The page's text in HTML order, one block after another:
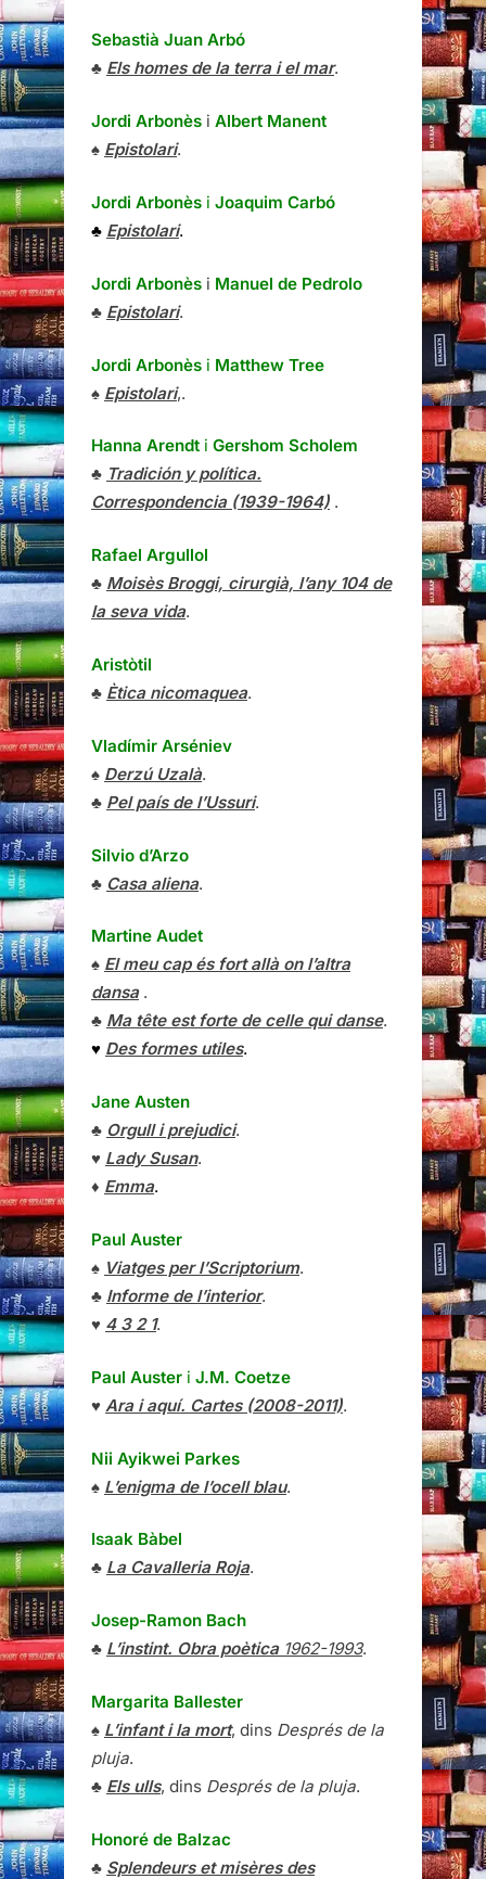
Sebastià Juan Arbó
♣ Els homes de la terra i el mar.
Jordi Arbonès i Albert Manent
♠ Epistolari.
Jordi Arbonès i Joaquim Carbó
♣ Epistolari.
Jordi Arbonès i Manuel de Pedrolo
♣ Epistolari.
Jordi Arbonès i Matthew Tree
♠ Epistolari,.
Hanna Arendt i Gershom Scholem
♣ Tradición y política.
Correspondencia (1939-1964) .
Rafael Argullol
♣ Moisès Broggi, cirurgià, l’any 104 de
la seva vida.
Aristòtil
♣ Ètica nicomaquea.
Vladímir Arséniev
♠ Derzú Uzalà.
♣ Pel país de l’Ussuri.
Silvio d’Arzo
♣ Casa aliena.
Martine Audet
♠ El meu cap és fort allà on l’altra
dansa.
♣ Ma tête est forte de celle qui danse.
♥ Des formes utiles.
Jane Austen
♣ Orgull i prejudici.
♥ Lady Susan.
♦ Emma.
Paul Auster
♠ Viatges per l’Scriptorium.
♣ Informe de l’interior.
♥ 4 3 2 1.
Paul Auster i J.M. Coetze
♥ Ara i aquí. Cartes (2008-2011).
Nii Ayikwei Parkes
♠ L’enigma de l’ocell blau.
Isaak Bàbel
♣ La Cavalleria Roja.
Josep-Ramon Bach
♣ L’instint. Obra poètica1962-1993.
Margarita Ballester
♠ L’infant i la mort, dins Després de la
pluja.
♣ Els ulls, dins Després de la pluja.
Honoré de Balzac
♣ Splendeurs et misères des